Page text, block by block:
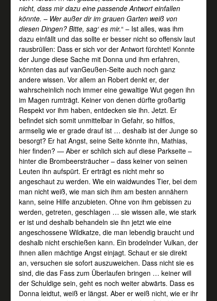
nicht, dass mir dazu eine passende Antwort einfallen
könnte. – Wer außer dir im grauen Garten weiß von
diesen Dingen? Bitte, sag‘ es mir.“ – Ist alles, was ihm
dazu einfällt und das sollte er besser nicht so offensiv laut
rausbrüllen: Dass er sich vor der Antwort fürchtet! Konnte
der Junge diese Sache mit Donna und ihm erfahren,
könnten das auf vanGeußen-Seite auch noch ganz
andere wissen. Vor allem an Robert denkt er, der
wahrscheinlich noch immer eine gewaltige Wut gegen ihn
im Magen rumträgt. Keiner von denen dürfte großartig
Respekt vor ihm haben, entdecken sie ihn. Jetzt. Er
befindet sich somit unmittelbar in Gefahr, so hilflos,
armselig wie er grade drauf ist … deshalb ist der Junge so
besorgt? Er hat Angst, seine Seite könnte ihn, Mathias,
hier finden? — Aber er schlich sich auf diese Parkseite –
hinter die Brombeersträucher – dass keiner von seinen
Leuten ihn aufspürt. Er erträgt es nicht mehr so
angeschaut zu werden. Wie ein waidwundes Tier, bei dem
man nicht weiß, wie man sich ihm am besten annähern
kann, seine Hilfe anzubieten. Ohne von ihm gebissen zu
werden, getreten, geschlagen … sie wissen alle, wie stark
er ist und deshalb behandeln sie ihn jetzt wie eine
angeschossene Wildkatze, die man lebendig braucht und
deshalb nicht erschießen kann. Ein brodelnder Vulkan, der
ihnen allen mächtige Angst einjagt. Schaut er sie direkt
an, versuchen sie sofort auszuweichen. Dass nicht sie es
sind, die das Fass zum Überlaufen bringen … keiner will
der Schuldige sein, geht es noch weiter abwärts. Dass es
Donna leidtut, weiß er längst. Aber er weiß nicht, wie er ihr